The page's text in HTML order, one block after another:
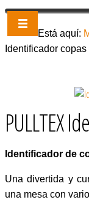
Está aquí:
Identificador copas
PULLTEX
Identificador de
Una divertida y
una mesa con